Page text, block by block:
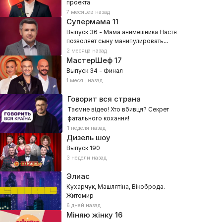
проекта
7 месяцев назад
Супермама 11
Выпуск 36 - Мама анимешника Настя
позволяет сыну манипулировать
собой?
2 месяца назад
МастерШеф17
Выпуск 34 - Финал
1 месяц назад
Говорит вся страна
Таємне відео! Хто вбивця? Секрет
фатального кохання!
1 неделя назад
Дизель шоу
Выпуск 190
3 недели назад
Элиас
Кухарчук, Машлятіна, Вікоброда.
Житомир
6 дней назад
Міняю жінку16